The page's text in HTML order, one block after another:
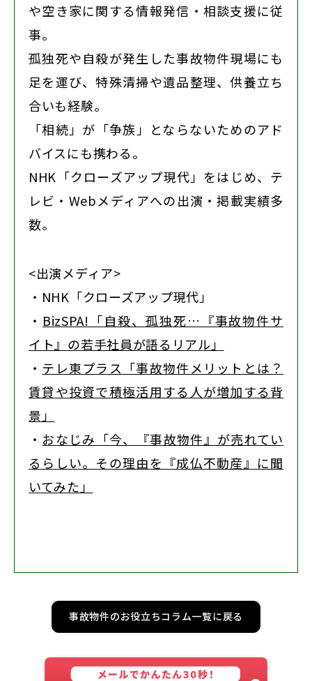
や空き家に関する情報発信・相談支援に従
事。
孤独死や自殺が発生した事故物件現場にも
足を運び、特殊清掃や遺品整理、供養立ち
合いも経験。
「相続」が「争族」とならないためのアド
バイスにも携わる。
NHK「クローズアップ現代」をはじめ、テ
レビ・Webメディアへの出演・掲載実績多
数。
<出演メディア>
・NHK「クローズアップ現代」
・ BizSPA!「自殺、孤独死…『事故物件サ
イト』の若手社員が語るリアル」
・ テレ東プラス「事故物件メリットとは？
賃貸や投資で積極活用する人が増加する背
景」
・ おなじみ「今、『事故物件』が売れてい
るらしい。その理由を『成仏不動産』に聞
いてみた」
事故物件のお役立ちコラム一覧に戻る